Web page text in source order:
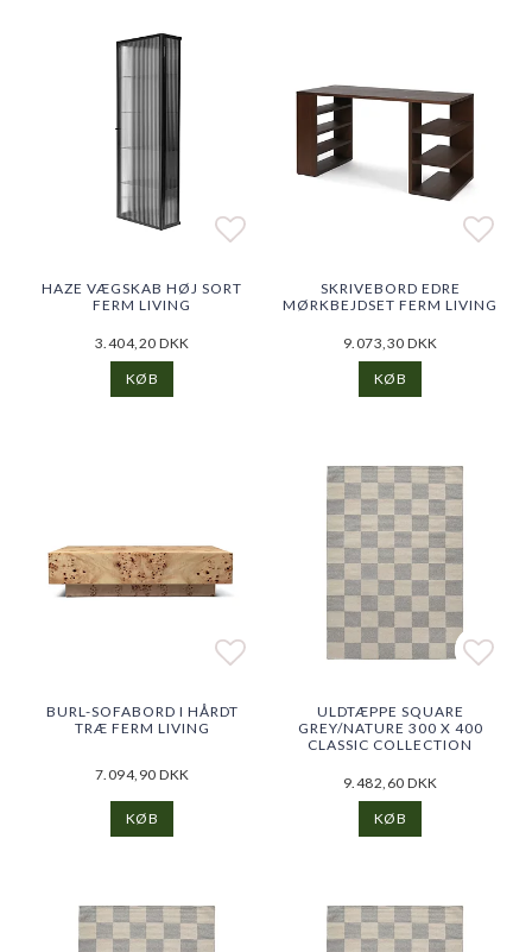
Add to list of favorites
Add to list of favorites
HAZE VÆGSKAB HØJ SORT
FERM LIVING
3.404,20 DKK
KØB
SKRIVEBORD EDRE
MØRKBEJDSET FERM LIVING
9.073,30 DKK
KØB
Add to list of favorites
Add to list of favorites
BURL-SOFABORD I HÅRDT
TRÆ FERM LIVING
7.094,90 DKK
KØB
ULDTÆPPE SQUARE
GREY/NATURE 300 X 400
CLASSIC COLLECTION
9.482,60 DKK
KØB